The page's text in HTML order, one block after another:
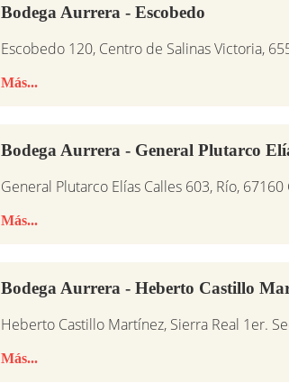
Bodega Aurrera - Escobedo
Escobedo 120, Centro de Salinas Victoria,
Más...
Bodega Aurrera - General Plutarco
General Plutarco Elías Calles 603, Río,
Más...
Bodega Aurrera - Heberto Castillo
Heberto Castillo Martínez, Sierra Real 1er.
Más...